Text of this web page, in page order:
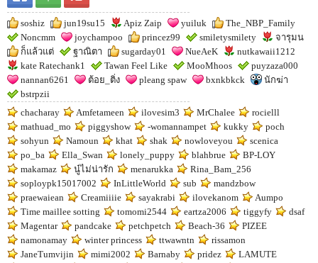
soshiz jun19su15 Apiz Zaip yuiluk
The_NBP_Family
Noncmm
joychampoo princez99 smiletysmilety
จารุมน
ก็แล้วแต่
ฐาณิตา sugarday01 NueAeK
nutkawaii1212
kate Ratechank1
Tawan Feel Like MooMhoos
puyzaza000
nannan6261
ต้อย_ติ่ง pleang spaw bxnkbkck
นักฆ่า
bstrpzii
chacharay
Amfetameen ilovesim3 MrChalee
rocielll
mathuad_mo
piggyshow -womannampet kukky
poch
sohyun
Namoun khat shak nowloveyou
scenica
po_ba
Ella_Swan lonely_puppy blahbrue
BP-LOY
makamaz
นู๋ไม่น่ารัก menarukka
Rina_Bam_256
soploypk15017002
InLittleWorld sub
mandzbow
praewaiean
Creamiiiie sayakrabi ilovekanom
Aumpo
Time maillee sotting
tomomi2544 eartza2006 tiggyfy
dsaf
Magentar
pandcake petchpetch Beach-36
PIZEE
namonamay
winter princess ttwawntn
rissamon
JaneTumvijin
mimi2002 Barnaby pridez
LAMUTE